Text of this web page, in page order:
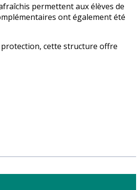
permettent aux élèves de
ont également été
protection, cette structure offre